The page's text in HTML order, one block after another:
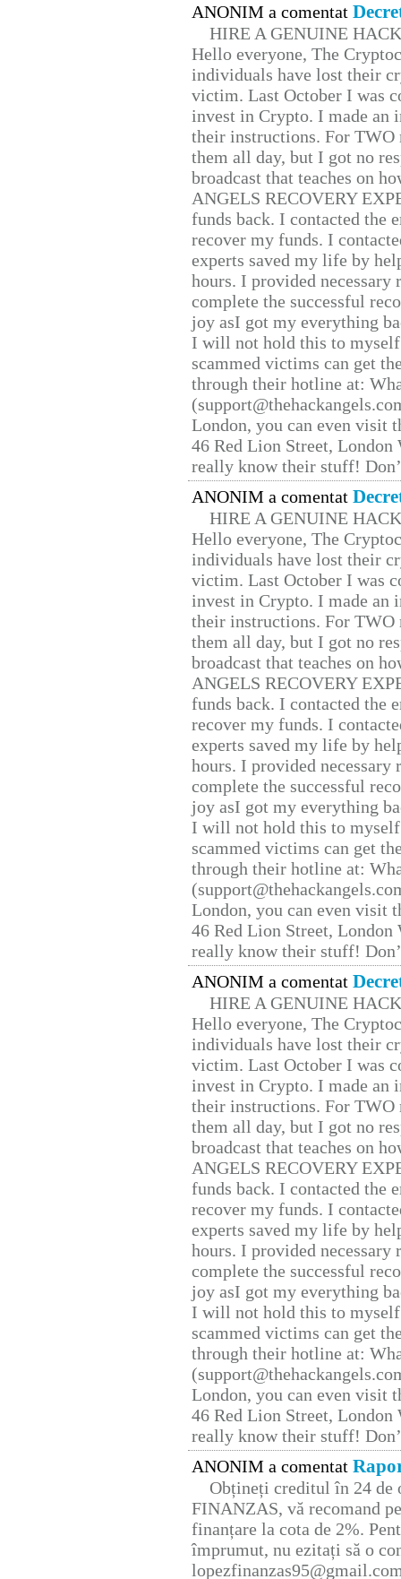
ANONIM a comentat
HIRE A GENUINE
Hello everyone, The
individuals have lost their
victim. Last October I was
invest in Crypto. I made
their instructions. For TWO
them all day, but I got no
broadcast that teaches on
ANGELS RECOVERY
funds back. I contacted the
recover my funds. I
experts saved my life by
hours. I provided
complete the successful
joy asI got my everything
I will not hold this to
scammed victims can get
through their hotline at:
London, you can even visit
46 Red Lion Street, London
really know their stuff!
ANONIM a comentat
HIRE A GENUINE
Hello everyone, The
individuals have lost their
victim. Last October I was
invest in Crypto. I made
their instructions. For TWO
them all day, but I got no
broadcast that teaches on
ANGELS RECOVERY
funds back. I contacted the
recover my funds. I
experts saved my life by
hours. I provided
complete the successful
joy asI got my everything
I will not hold this to
scammed victims can get
through their hotline at:
London, you can even visit
46 Red Lion Street, London
really know their stuff!
ANONIM a comentat
HIRE A GENUINE
Hello everyone, The
individuals have lost their
victim. Last October I was
invest in Crypto. I made
their instructions. For TWO
them all day, but I got no
broadcast that teaches on
ANGELS RECOVERY
funds back. I contacted the
recover my funds. I
experts saved my life by
hours. I provided
complete the successful
joy asI got my everything
I will not hold this to
scammed victims can get
through their hotline at:
London, you can even visit
46 Red Lion Street, London
really know their stuff!
ANONIM a comentat
Obțineți creditul în 24 de
FINANZAS, vă recomand
finanțare la cota de 2%.
împrumut, nu ezitați să o